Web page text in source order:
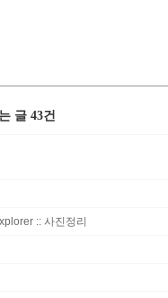
글 43건
:: 사진정리